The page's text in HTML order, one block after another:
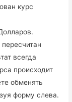
курс
всегда
происходит
обменять
форму слева.